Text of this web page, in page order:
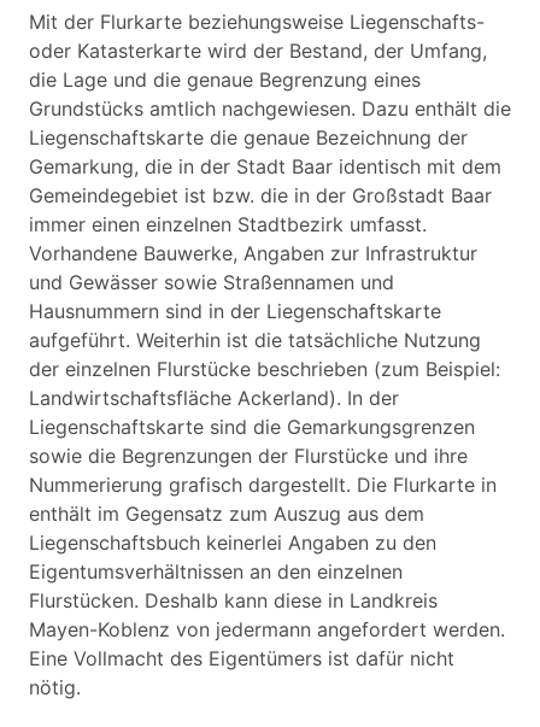
Mit der Flurkarte beziehungsweise Liegenschafts-
oder Katasterkarte wird der Bestand, der Umfang,
die Lage und die genaue Begrenzung eines
Grundstücks amtlich nachgewiesen. Dazu enthält die
Liegenschaftskarte die genaue Bezeichnung der
Gemarkung, die in der Stadt Baar identisch mit dem
Gemeindegebiet ist bzw. die in der Großstadt Baar
immer einen einzelnen Stadtbezirk umfasst.
Vorhandene Bauwerke, Angaben zur Infrastruktur
und Gewässer sowie Straßennamen und
Hausnummern sind in der Liegenschaftskarte
aufgeführt. Weiterhin ist die tatsächliche Nutzung
der einzelnen Flurstücke beschrieben (zum Beispiel:
Landwirtschaftsfläche Ackerland). In der
Liegenschaftskarte sind die Gemarkungsgrenzen
sowie die Begrenzungen der Flurstücke und ihre
Nummerierung grafisch dargestellt. Die Flurkarte in
enthält im Gegensatz zum Auszug aus dem
Liegenschaftsbuch keinerlei Angaben zu den
Eigentumsverhältnissen an den einzelnen
Flurstücken. Deshalb kann diese in Landkreis
Mayen-Koblenz von jedermann angefordert werden.
Eine Vollmacht des Eigentümers ist dafür nicht
nötig.